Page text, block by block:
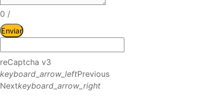
0 /
Enviar
reCaptcha v3
keyboard_arrow_leftPrevious
Nextkeyboard_arrow_right